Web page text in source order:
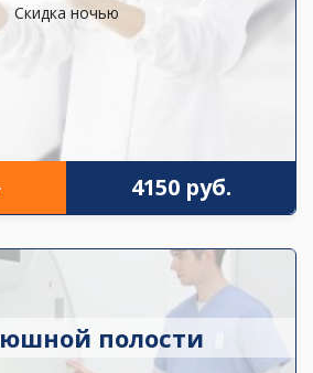
Скидка ночью
4150 руб.
полости